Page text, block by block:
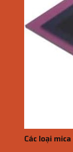
Các loại mica